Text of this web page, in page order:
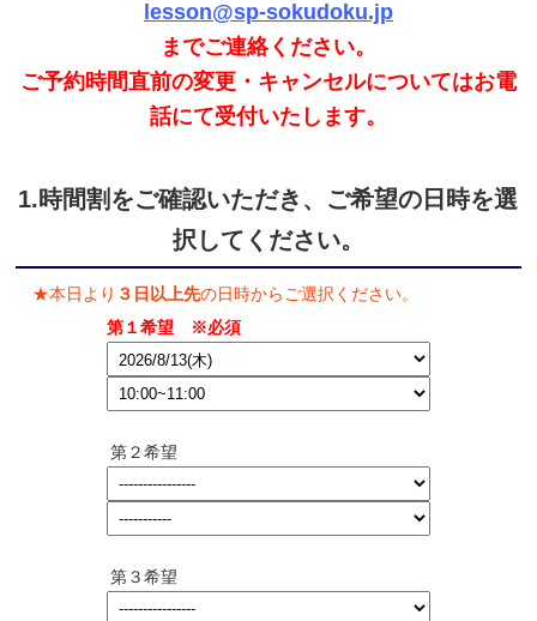
lesson@sp-sokudoku.jp
までご連絡ください。
ご予約時間直前の変更・キャンセルについてはお電
話にて受付いたします。
1.時間割をご確認いただき、ご希望の日時を選
択してください。
★本日より ３日以上先の日時からご選択ください。
第１希望
※必須
第２希望
第３希望